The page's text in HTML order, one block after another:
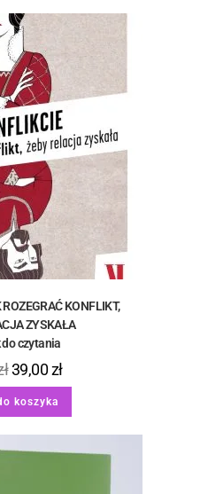
KONFLIKT,
ZYSKAŁA
czytania
39,00zł
koszyka